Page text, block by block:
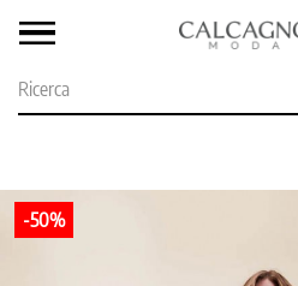
-50%